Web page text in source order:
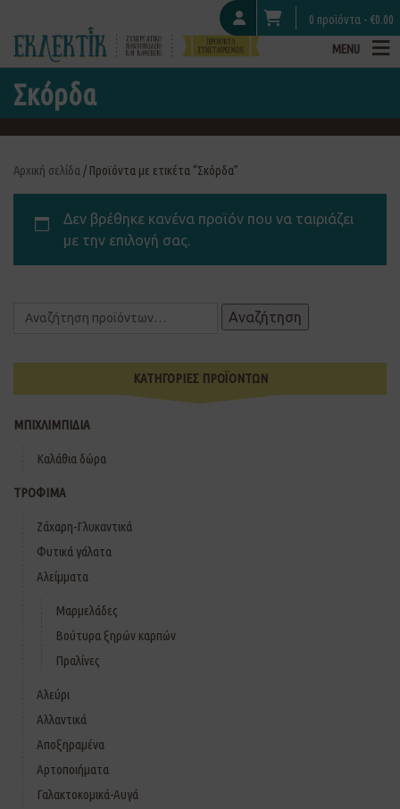
0 προϊόντα - €0.00
MENU
Σκόρδα
Αρχική σελίδα / Προϊόντα με ετικέτα “Σκόρδα”
Δεν βρέθηκε κανένα προϊόν που να ταιριάζει
με την επιλογή σας.
Αναζήτηση
ΚΑΤΗΓΟΡΙΕΣ ΠΡΟΪΟΝΤΩΝ
ΜΠΙΧΛΙΜΠΙΔΙΑ
Καλάθια δώρα
ΤΡΟΦΙΜΑ
Ζάχαρη-Γλυκαντικά
Φυτικά γάλατα
Αλείμματα
Μαρμελάδες
Βούτυρα ξηρών καρπών
Πραλίνες
Αλεύρι
Αλλαντικά
Αποξηραμένα
Αρτοποιήματα
Γαλακτοκομικά-Αυγά